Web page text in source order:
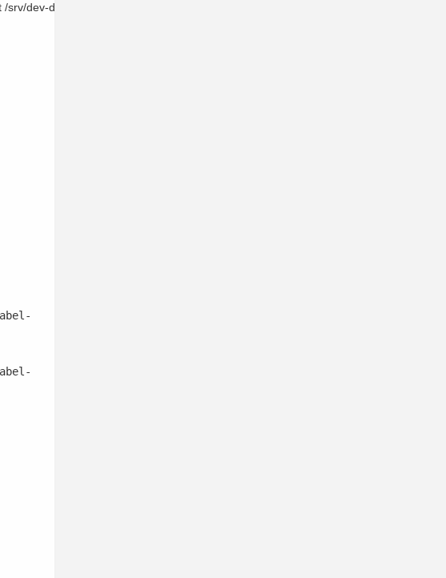
dev-disk-by-label-NASLV1/